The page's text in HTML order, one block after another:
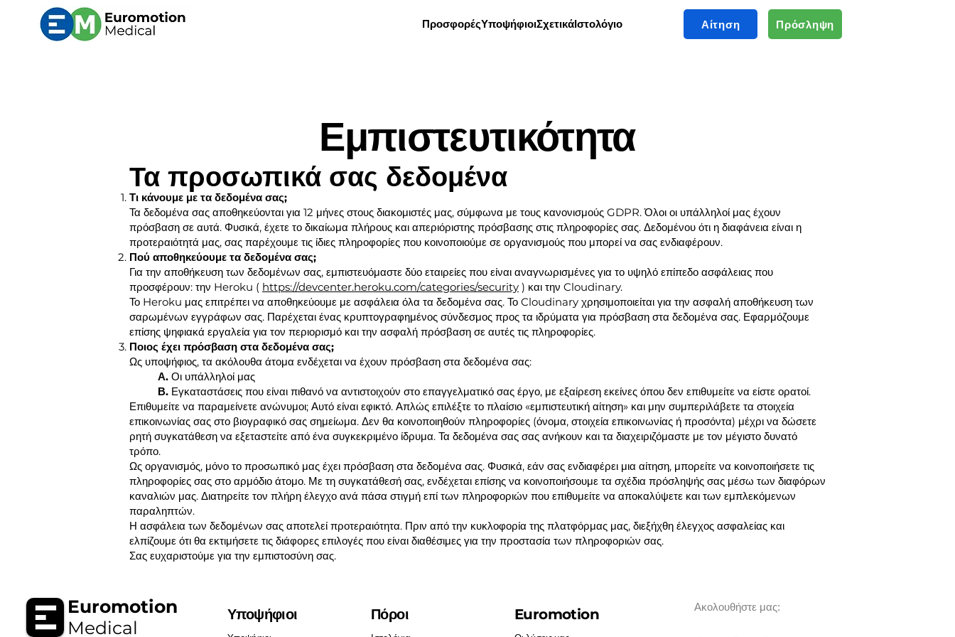
ΠροσφορέςΥποψήφιοιΣχετικάΙστολόγιο Αίτηση Πρόσληψη
Εμπιστευτικότητα
Τα προσωπικά σας δεδομένα
Τι κάνουμε με τα δεδομένα σας;
Τα δεδομένα σας αποθηκεύονται για 12 μήνες στους διακομιστές μας, σύμφωνα με τους κανονισμούς GDPR. Όλοι οι υπάλληλοί μας έχουν
πρόσβαση σε αυτά. Φυσικά, έχετε το δικαίωμα πλήρους και απεριόριστης πρόσβασης στις πληροφορίες σας. Δεδομένου ότι η διαφάνεια είναι η
προτεραιότητά μας, σας παρέχουμε τις ίδιες πληροφορίες που κοινοποιούμε σε οργανισμούς που μπορεί να σας ενδιαφέρουν.
Πού αποθηκεύουμε τα δεδομένα σας;
Για την αποθήκευση των δεδομένων σας, εμπιστευόμαστε δύο εταιρείες που είναι αναγνωρισμένες για το υψηλό επίπεδο ασφάλειας που
προσφέρουν: την Heroku ( https://devcenter.heroku.com/categories/security ) και την Cloudinary.
Το Heroku μας επιτρέπει να αποθηκεύουμε με ασφάλεια όλα τα δεδομένα σας. Το Cloudinary χρησιμοποιείται για την ασφαλή αποθήκευση των
σαρωμένων εγγράφων σας. Παρέχεται ένας κρυπτογραφημένος σύνδεσμος προς τα ιδρύματα για πρόσβαση στα δεδομένα σας. Εφαρμόζουμε
επίσης ψηφιακά εργαλεία για τον περιορισμό και την ασφαλή πρόσβαση σε αυτές τις πληροφορίες.
Ποιος έχει πρόσβαση στα δεδομένα σας;
Ως υποψήφιος, τα ακόλουθα άτομα ενδέχεται να έχουν πρόσβαση στα δεδομένα σας:
Α. Οι υπάλληλοί μας
Β. Εγκαταστάσεις που είναι πιθανό να αντιστοιχούν στο επαγγελματικό σας έργο, με εξαίρεση εκείνες όπου δεν επιθυμείτε να είστε ορατοί.
Επιθυμείτε να παραμείνετε ανώνυμοι; Αυτό είναι εφικτό. Απλώς επιλέξτε το πλαίσιο «εμπιστευτική αίτηση» και μην συμπεριλάβετε τα στοιχεία
επικοινωνίας σας στο βιογραφικό σας σημείωμα. Δεν θα κοινοποιηθούν πληροφορίες (όνομα, στοιχεία επικοινωνίας ή προσόντα) μέχρι να δώσετε
ρητή συγκατάθεση να εξεταστείτε από ένα συγκεκριμένο ίδρυμα. Τα δεδομένα σας σας ανήκουν και τα διαχειριζόμαστε με τον μέγιστο δυνατό
τρόπο.
Ως οργανισμός, μόνο το προσωπικό μας έχει πρόσβαση στα δεδομένα σας. Φυσικά, εάν σας ενδιαφέρει μια αίτηση, μπορείτε να κοινοποιήσετε τις
πληροφορίες σας στο αρμόδιο άτομο. Με τη συγκατάθεσή σας, ενδέχεται επίσης να κοινοποιήσουμε τα σχέδια πρόσληψής σας μέσω των διαφόρων
καναλιών μας. Διατηρείτε τον πλήρη έλεγχο ανά πάσα στιγμή επί των πληροφοριών που επιθυμείτε να αποκαλύψετε και των εμπλεκόμενων
παραληπτών.
Η ασφάλεια των δεδομένων σας αποτελεί προτεραιότητα. Πριν από την κυκλοφορία της πλατφόρμας μας, διεξήχθη έλεγχος ασφαλείας και
ελπίζουμε ότι θα εκτιμήσετε τις διάφορες επιλογές που είναι διαθέσιμες για την προστασία των πληροφοριών σας.
Σας ευχαριστούμε για την εμπιστοσύνη σας.
Euromotion
Medical
Υποψήφιοι Πόροι Euromotion Ακολουθήστε μας: